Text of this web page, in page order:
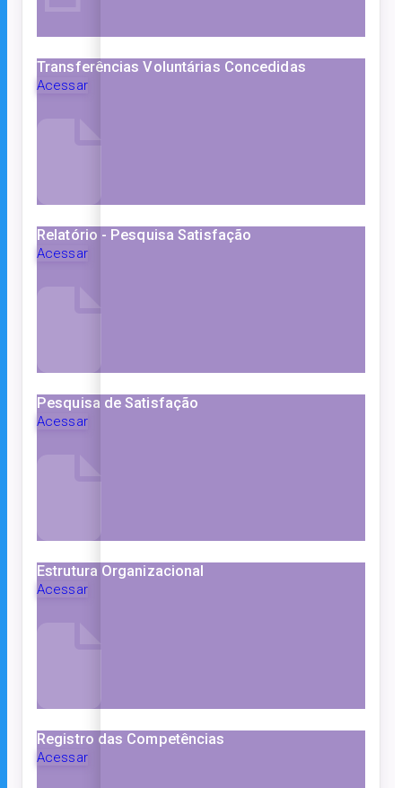
Transferências Voluntárias Concedidas
Acessar
Relatório - Pesquisa Satisfação
Acessar
Pesquisa de Satisfação
Acessar
Estrutura Organizacional
Acessar
Registro das Competências
Acessar